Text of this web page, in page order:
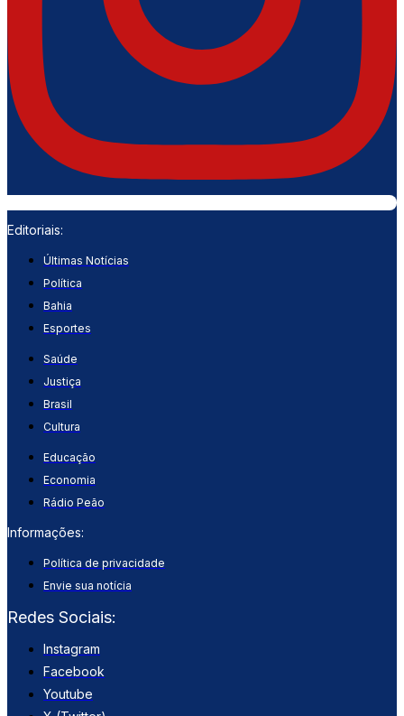
Editoriais:
Últimas Notícias
Política
Bahia
Esportes
Saúde
Justiça
Brasil
Cultura
Educação
Economia
Rádio Peão
Informações:
Política de privacidade
Envie sua notícia
Redes Sociais:
Instagram
Facebook
Youtube